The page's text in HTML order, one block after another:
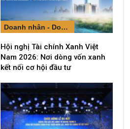
Doanh nhân - Doanh nghiệp
Hội nghị Tài chính Xanh Việt
Nam 2026: Nơi dòng vốn xanh
kết nối cơ hội đầu tư